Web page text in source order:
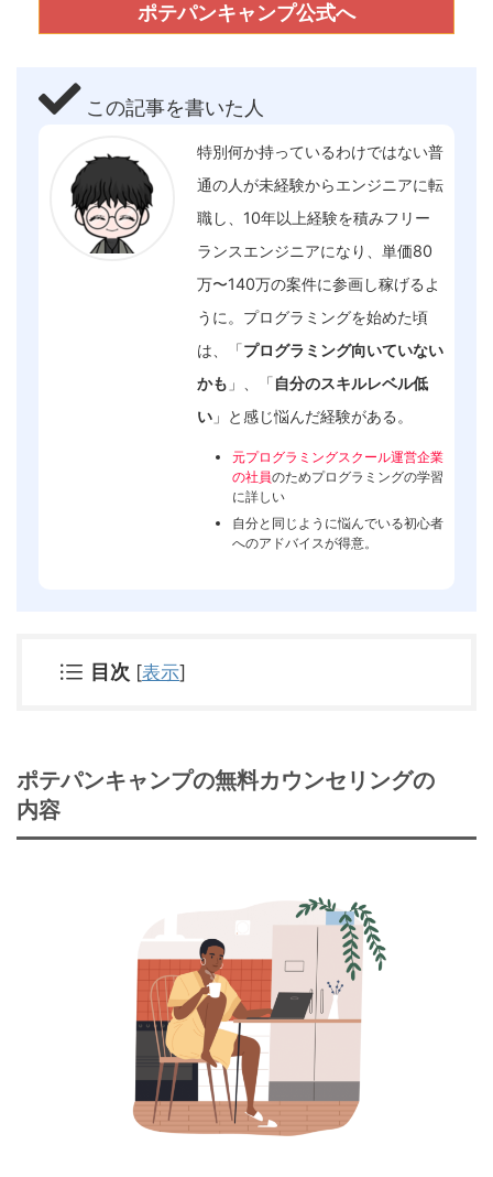
ポテパンキャンプ公式へ
この記事を書いた人
特別何か持っているわけではない普
通の人が未経験からエンジニアに転
職し、10年以上経験を積みフリー
ランスエンジニアになり、単価80
万〜140万の案件に参画し稼げるよ
うに。プログラミングを始めた頃
は、「プログラミング向いていない
かも 」、「自分のスキルレベル低
い 」と感じ悩んだ経験がある。
元プログラミングスクール運営企業
の社員のためプログラミングの学習
に詳しい
自分と同じように悩んでいる初心者
へのアドバイスが得意。
目次 [表示]
ポテパンキャンプの無料カウンセリングの
内容